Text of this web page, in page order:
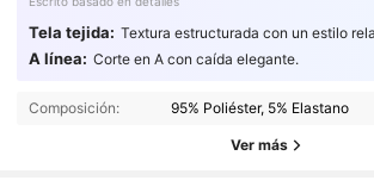
Tela tejida: Textura estructurada con un estilo
A línea: Corte en A con caída elegante.
Composición: 95% Poliéster, 5% Elastano
Ver más
4,91 824K Seguidores
824K Seguidores